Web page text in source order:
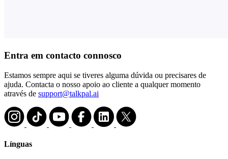
Entra em contacto connosco
Estamos sempre aqui se tiveres alguma dúvida ou precisares de
ajuda. Contacta o nosso apoio ao cliente a qualquer momento
através de support@talkpal.ai
Línguas